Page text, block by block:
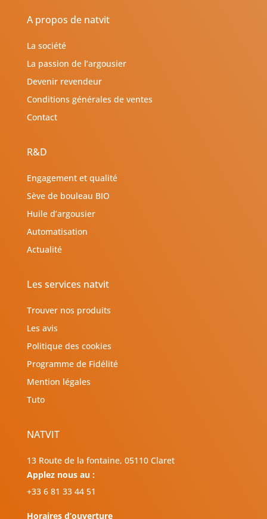
A propos de natvit
La société
La passion de l’argousier
Devenir revendeur
Conditions générales de ventes
Contact
R&D
Engagement et qualité
Sève de bouleau BIO
Huile d’argousier
Automatisation
Actualité
Les services natvit
Trouver nos produits
Les avis
Politique des cookies
Programme de Fidélité
Mention légales
Tuto
NATVIT
13 Route de la fontaine, 05110 Claret
Applez nous au :
+33 6 81 33 44 51
Horaires d’ouverture